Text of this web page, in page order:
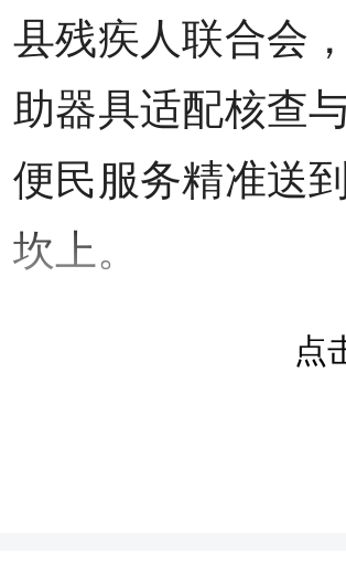
县残疾人联合会
助器具适配核查
便民服务精准送
坎上。
针对残疾人
综合服务中心提
点